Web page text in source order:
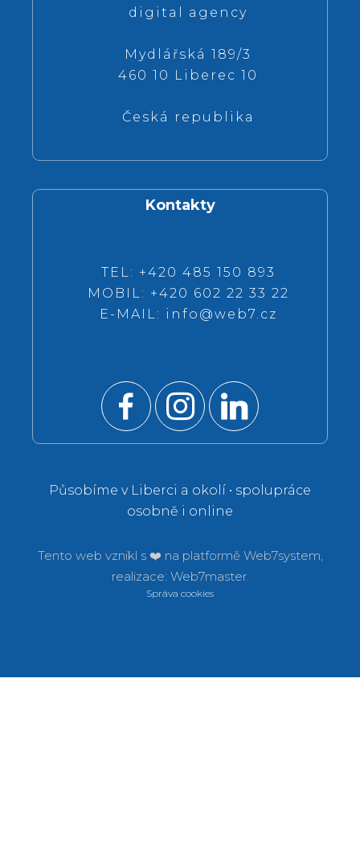
digital agency
Mydlářská 189/3
460 10 Liberec 10
Česká republika
Kontakty
TEL: +420 485 150 893
MOBIL: +420 602 22 33 22
E-MAIL: info@web7.cz
Působíme v Liberci a okolí • spolupráce
osobně i online
Tento web vznikl s ❤️ na platformě Web7system,
realizace: Web7master.
Správa cookies